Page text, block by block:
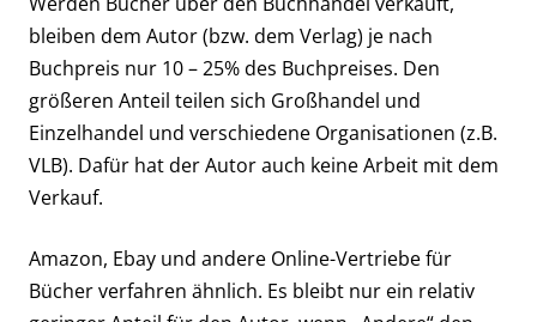
bleiben dem Autor (bzw. dem Verlag) je nach
Buchpreis nur 10 – 25% des Buchpreises. Den
größeren Anteil teilen sich Großhandel und
Einzelhandel und verschiedene Organisationen (z.B.
VLB). Dafür hat der Autor auch keine Arbeit mit dem
Verkauf.
Amazon, Ebay und andere Online-Vertriebe für
Bücher verfahren ähnlich. Es bleibt nur ein relativ